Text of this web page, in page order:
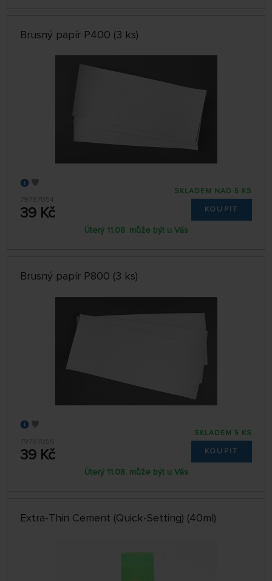
Brusný papír P400 (3 ks)
79787054
39 Kč
SKLADEM NAD 5 KS
KOUPIT
Úterý 11.08. může být u Vás
Brusný papír P800 (3 ks)
79787056
39 Kč
SKLADEM 5 KS
KOUPIT
Úterý 11.08. může být u Vás
Extra-Thin Cement (Quick-Setting) (40ml)